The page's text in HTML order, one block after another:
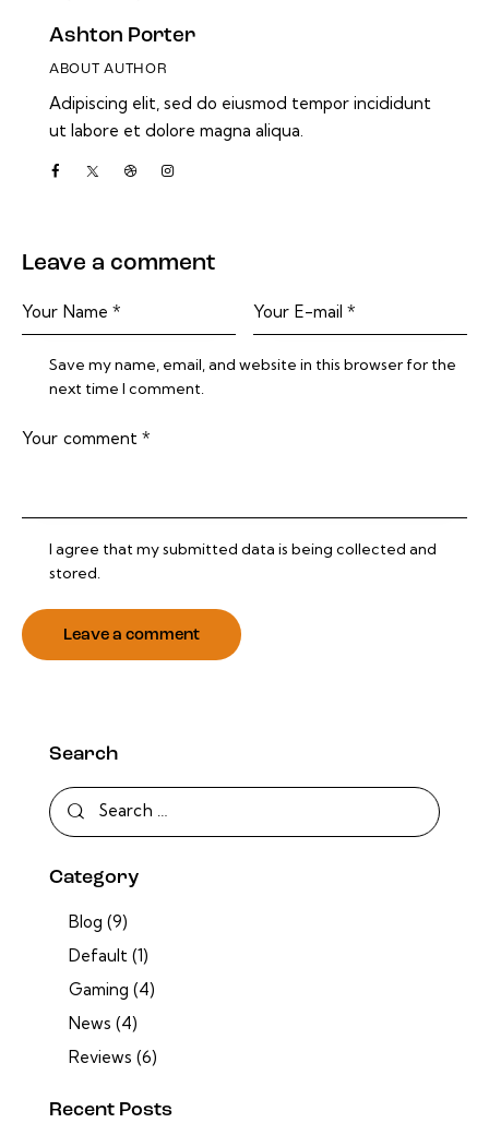
Ashton Porter
ABOUT AUTHOR
Adipiscing elit, sed do eiusmod tempor incididunt
ut labore et dolore magna aliqua.
Leave a comment
Save my name, email, and website in this browser for the
next time I comment.
I agree that my submitted data is being collected and
stored.
Search
Category
Blog (9)
Default (1)
Gaming (4)
News (4)
Reviews (6)
Recent Posts